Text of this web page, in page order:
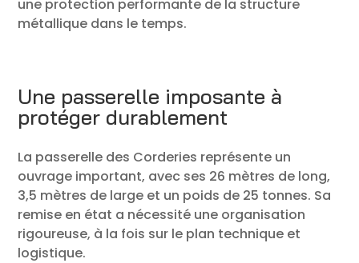
une protection performante de la structure
métallique dans le temps.
Une passerelle imposante à
protéger durablement
La passerelle des Corderies représente un
ouvrage important, avec ses 26 mètres de long,
3,5 mètres de large et un poids de 25 tonnes. Sa
remise en état a nécessité une organisation
rigoureuse, à la fois sur le plan technique et
logistique.